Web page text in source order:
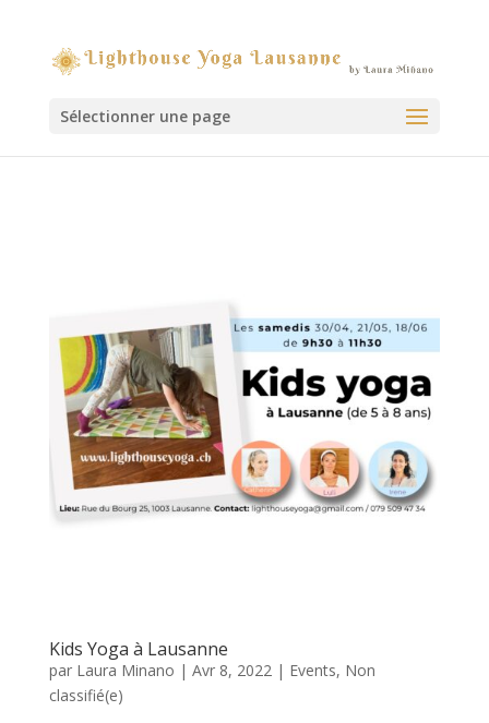
Sélectionner une page
Kids Yoga à Lausanne
par Laura Minano | Avr 8, 2022| Events, Non
classifié(e)